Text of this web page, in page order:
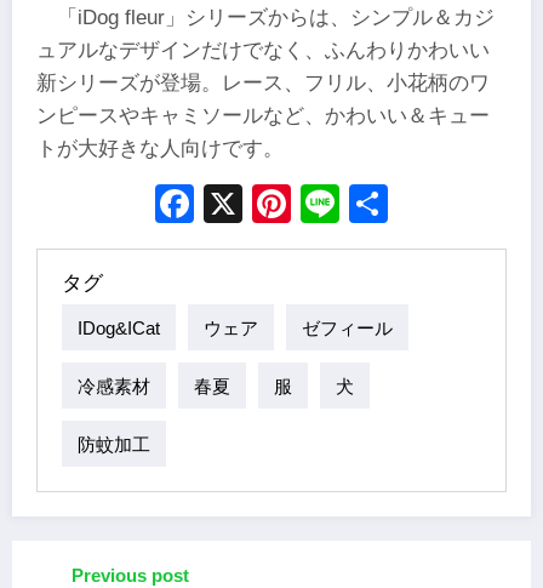
「iDog fleur」シリーズからは、シンプル＆カジ
ュアルなデザインだけでなく、ふんわりかわいい
新シリーズが登場。レース、フリル、小花柄のワ
ンピースやキャミソールなど、かわいい＆キュー
トが大好きな人向けです。
Facebook
X Pinterest
Line
タグ
IDog&iCat ウェア ゼフィール
冷感素材 春夏 服 犬
防蚊加工
Previous post